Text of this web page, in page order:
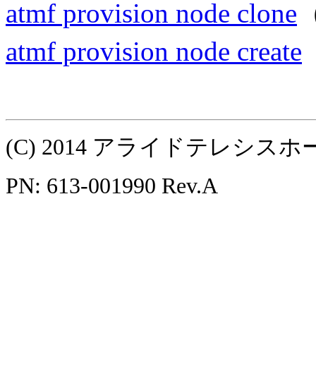
atmf provision node clone
atmf provision node create
(C) 2014 アライドテレシスホ
PN: 613-001990 Rev.A